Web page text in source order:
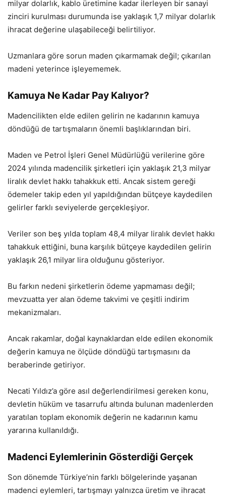
milyar dolarlık, kablo üretimine kadar ilerleyen bir sanayi
zinciri kurulması durumunda ise yaklaşık 1,7 milyar dolarlık
ihracat değerine ulaşabileceği belirtiliyor.
Uzmanlara göre sorun maden çıkarmamak değil; çıkarılan
madeni yeterince işleyememek.
Kamuya Ne Kadar Pay Kalıyor?
Madencilikten elde edilen gelirin ne kadarının kamuya
döndüğü de tartışmaların önemli başlıklarından biri.
Maden ve Petrol İşleri Genel Müdürlüğü verilerine göre
2024 yılında madencilik şirketleri için yaklaşık 21,3 milyar
liralık devlet hakkı tahakkuk etti. Ancak sistem gereği
ödemeler takip eden yıl yapıldığından bütçeye kaydedilen
gelirler farklı seviyelerde gerçekleşiyor.
Veriler son beş yılda toplam 48,4 milyar liralık devlet hakkı
tahakkuk ettiğini, buna karşılık bütçeye kaydedilen gelirin
yaklaşık 26,1 milyar lira olduğunu gösteriyor.
Bu farkın nedeni şirketlerin ödeme yapmaması değil;
mevzuatta yer alan ödeme takvimi ve çeşitli indirim
mekanizmaları.
Ancak rakamlar, doğal kaynaklardan elde edilen ekonomik
değerin kamuya ne ölçüde döndüğü tartışmasını da
beraberinde getiriyor.
Necati Yıldız’a göre asıl değerlendirilmesi gereken konu,
devletin hüküm ve tasarrufu altında bulunan madenlerden
yaratılan toplam ekonomik değerin ne kadarının kamu
yararına kullanıldığı.
Madenci Eylemlerinin Gösterdiği Gerçek
Son dönemde Türkiye’nin farklı bölgelerinde yaşanan
madenci eylemleri, tartışmayı yalnızca üretim ve ihracat